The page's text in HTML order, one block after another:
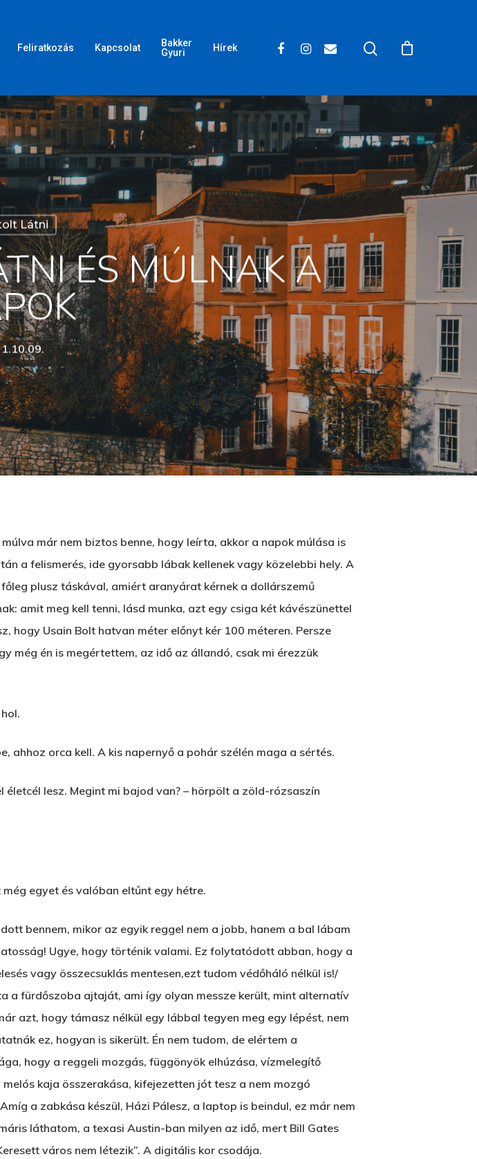
Feliratkozás Kapcsolat
Bakker
Gyuri
Hírek
Látni
ÉS MÚLNAK A
már nem biztos benne, hogy leírta, akkor a napok múlása is
a felismerés, ide gyorsabb lábak kellenek vagy közelebbi hely. A
plusz táskával, amiért aranyárat kérnek a dollárszemű
amit meg kell tenni, lásd munka, azt egy csiga két kávészünettel
hogy Usain Bolt hatvan méter előnyt kér 100 méteren. Persze
még én is megértettem, az idő az állandó, csak mi érezzük
orca kell. A kis napernyő a pohár szélén maga a sértés.
lesz. Megint mi bajod van? – hörpölt a zöld-rózsaszín
egyet és valóban eltűnt egy hétre.
bennem, mikor az egyik reggel nem a jobb, hanem a bal lábam
Ugye, hogy történik valami. Ez folytatódott abban, hogy a
vagy összecsuklás mentesen,ezt tudom védőháló nélkül is!/
a fürdőszoba ajtaját, ami így olyan messze került, mint alternatív
azt, hogy támasz nélkül egy lábbal tegyen meg egy lépést, nem
ez, hogyan is sikerült. Én nem tudom, de elértem a
hogy a reggeli mozgás, függönyök elhúzása, vízmelegítő
kaja összerakása, kifejezetten jót tesz a nem mozgó
a zabkása készül, Házi Pálesz, a laptop is beindul, ez már nem
láthatom, a texasi Austin-ban milyen az idő, mert Bill Gates
város nem létezik”. A digitális kor csodája.